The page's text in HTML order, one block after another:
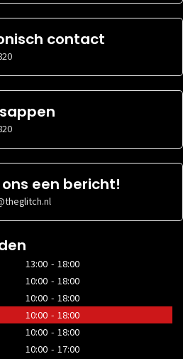
contact
een bericht!
13:00 - 18:00
10:00 - 18:00
10:00 - 18:00
10:00 - 18:00
10:00 - 18:00
10:00 - 17:00